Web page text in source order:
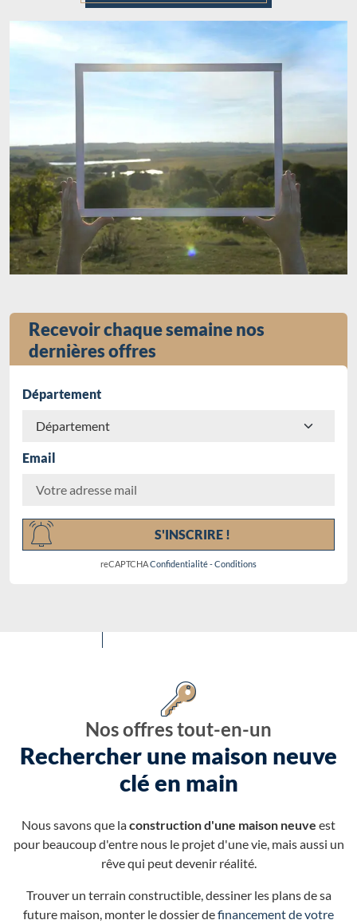
Recevoir chaque semaine nos
dernières offres
Département
Email
S'INSCRIRE !
reCAPTCHAConfidentialité-Conditions
Nos offres tout-en-un
Rechercher une maison neuve
clé en main
Nous savons que laconstruction d'une maison neuve est
pour beaucoup d'entre nous le projet d'une vie, mais aussi un
rêve qui peut devenir réalité.
Trouver un terrain constructible, dessiner les plans de sa
future maison, monter le dossier definancement de votre